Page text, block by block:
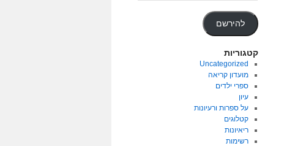
להירשם
קטגוריות
Uncategorized
מועדון קריאה
ספרי ילדים
עיון
על ספרות ורעיונות
קטלוגים
ריאיונות
רשימות